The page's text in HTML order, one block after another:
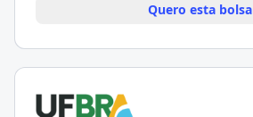
Quero esta bolsa